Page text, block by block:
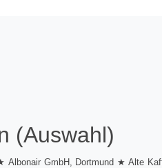
(Auswahl)
Albonair GmbH, Dortmund ★ Alte